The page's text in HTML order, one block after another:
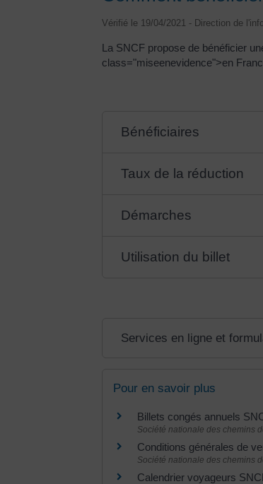
Vérifié le 19/04/2021 - Direction de
La SNCF propose de bénéficier
class="miseenevidence">en
Bénéficiaires
Taux de la réduction
Démarches
Utilisation du billet
Services en ligne et
Pour en savoir plus
Billets congés annuels
Société nationale des chemins
Conditions générales de
Société nationale des chemins
Calendrier voyageurs